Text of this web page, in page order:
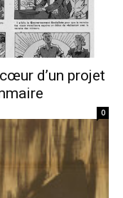
d’un projet
0